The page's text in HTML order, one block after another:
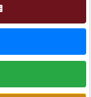
الأقسام